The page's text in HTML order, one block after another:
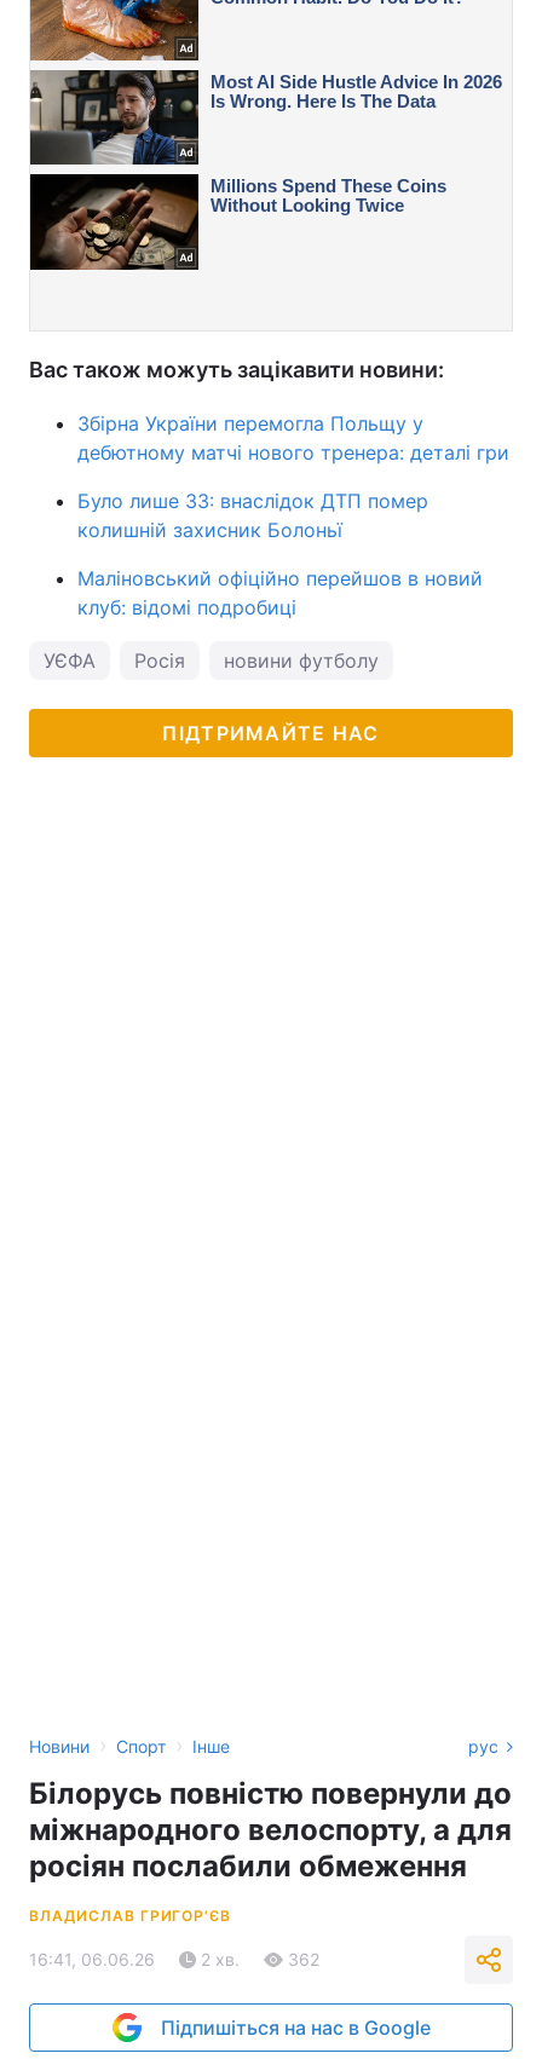
Вас також можуть зацікавити новини:
Збірна України перемогла Польщу у
дебютному матчі нового тренера: деталі гри
Було лише 33: внаслідок ДТП помер
колишній захисник Болоньї
Маліновський офіційно перейшов в новий
клуб: відомі подробиці
УЄФА Росія новини футболу
ПІДТРИМАЙТЕ НАС
Новини › Спорт › Інше рус
Білорусь повністю повернули до
міжнародного велоспорту, а для
росіян послабили обмеження
ВЛАДИСЛАВ ГРИГОР'ЄВ
16:41, 06.06.26 2 хв. 362
Підпишіться на нас в Google